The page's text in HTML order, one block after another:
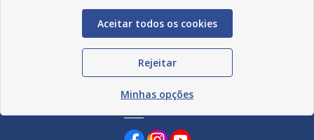
Redes Sociais
Aceitar todos os cookies
Rejeitar
Minhas opções